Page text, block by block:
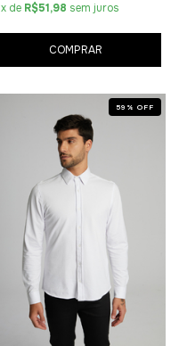
x de R$51,98 sem juros
COMPRAR
59 % OFF